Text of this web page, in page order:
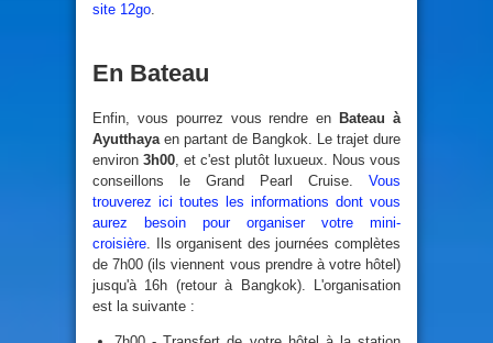
site 12go.
En Bateau
Enfin, vous pourrez vous rendre en Bateau à
Ayutthayaen partant de Bangkok. Le trajet dure
environ 3h00, et c'est plutôt luxueux. Nous vous
conseillons le Grand Pearl Cruise. Vous
trouverez ici toutes les informations dont vous
aurez besoin pour organiser votre mini-
croisière. Ils organisent des journées complètes
de 7h00 (ils viennent vous prendre à votre hôtel)
jusqu'à 16h (retour à Bangkok). L'organisation
est la suivante :